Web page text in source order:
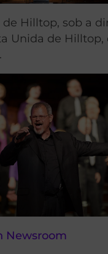
de Hilltop, sob a
Unida de Hilltop,
Newsroom